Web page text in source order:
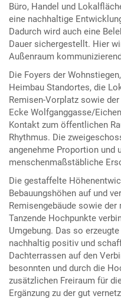
Büro, Handel und
eine nachhaltige
Dadurch wird auch eine
Dauer sichergestellt. Hier
Außenraum
Die Foyers der
Heimbau Standortes, die
Remisen-Vorplatz sowie
Ecke Wolfganggasse/
Kontakt zum öffentlichen
Rhythmus. Die
angenehme Proportion und
menschenmaßstäbliche
Die gestaffelte
Bebauungshöhen auf und
Remisengebäude sowie der
Tanzende Hochpunkte
Umgebung. Das so
nachhaltig positiv und
Dachterrassen auf den
besonnten und durch die
zusätzlichen Freiraum für
Ergänzung zu der gut